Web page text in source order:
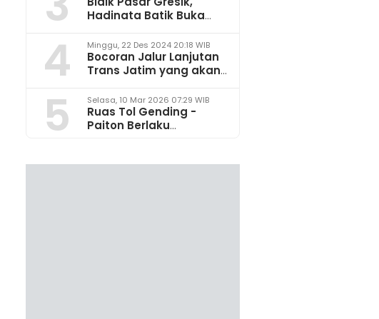
Hadinata Batik Buka
4 Minggu, 22 Des 2024 20:18 WIB
Bocoran Jalur Lanjutan
Trans Jatim yang akan
2025
5 Selasa, 10 Mar 2026 07:29 WIB
Ruas Tol Gending -
Paiton Berlaku